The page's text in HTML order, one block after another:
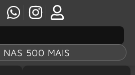
NAS 500 MAIS